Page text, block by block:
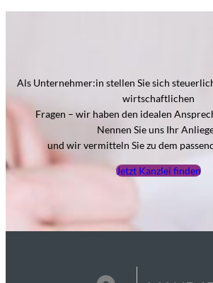
Als Unternehmer:in stellen Sie sich
wirtschaftlichen
Fragen – wir haben den idealen
Nennen Sie uns Ihr
und wir vermitteln Sie zu dem
Jetzt Kanzlei finden